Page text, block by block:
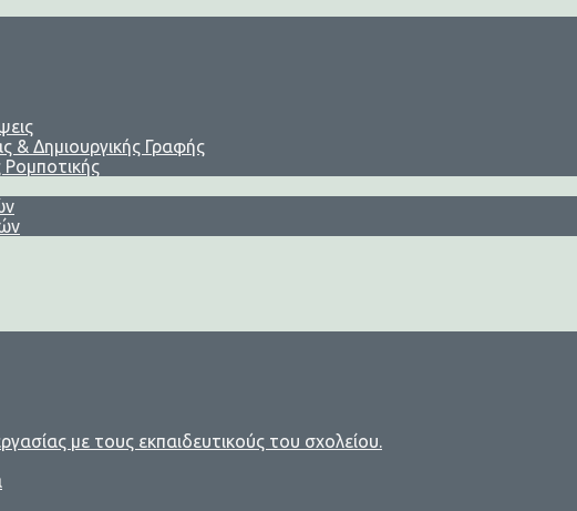
& Δημιουργικής Γραφής
Ρομποτικής
με τους εκπαιδευτικούς του σχολείου.